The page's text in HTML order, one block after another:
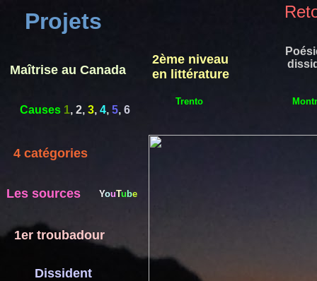
4 catégories
Les sources YouTu be
Dissident
Causes 1, 2, 3, 4, 5, 6
Projets
2ème niveau
en littérature
Trento
Maîtrise au Canada
1er troubadour